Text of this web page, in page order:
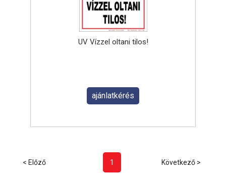
UV Vízzel oltani tilos!
ajánlatkérés
< Előző 1 Következő >